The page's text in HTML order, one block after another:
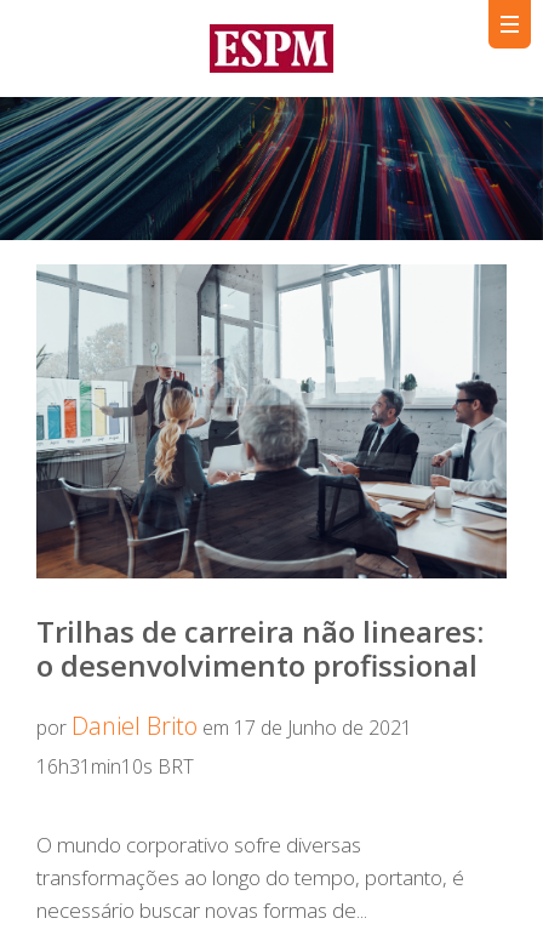
Trilhas de carreira não lineares:
o desenvolvimento profissional
por Daniel Brito em 17 de Junho de 2021
16h31min10s BRT
O mundo corporativo sofre diversas
transformações ao longo do tempo, portanto, é
necessário buscar novas formas de...